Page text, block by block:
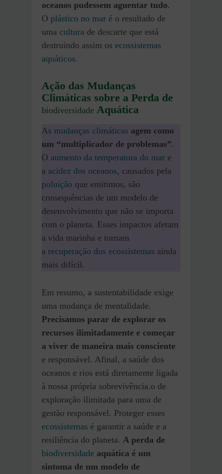
oceanos pudessem aguentar tudo.
O plástico no mar é o resultado de
uma cultura de descarte que está
destruindo assim os ecossistemas
aquáticos.
Ação das Mudanças
Climáticas sobre a Perda de
biodiversidade Aquática
As mudanças climáticas agem como
um “multiplicador de problemas”.
O aumento da temperatura do mar e
a acidez dos oceanos, causados pela
poluição que emitimos, são
consequências de um modelo de
desenvolvimento que não se importa
com o planeta. Esses impactos afetam
a vida marinha e tornam
a recuperação dos ecossistemas ainda
mais difícil.
Em resumo, a sustentabilidade exige
uma mudança de mentalidade.
Precisamos parar de explorar os
recursos ilimitadamente e começar
a viver de maneira mais consciente
e responsável. Afinal, a saúde dos
oceanos e rios está diretamente ligada
à nossa própria sobrevivência.o de
exploração ilimitada para uma de
gestão responsável. Proteger esses
ecossistemas é garantir a saúde e a
resiliência do planeta. A perda de
biodiversidade aquática é um
sintoma de um modelo de